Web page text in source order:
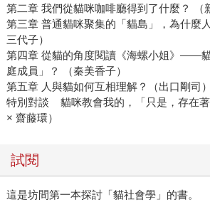
第二章 我們從貓咪咖啡廳得到了什麼？ （
第三章 普通貓咪聚集的「貓島」，為什麼
三代子）
第四章 從貓的角度閱讀《海螺小姐》——
庭成員」？ （秦美香子）
第五章 人與貓如何互相理解？（出口剛司）
特別對談 貓咪教會我的，「只是，存在
× 齋藤環）
試閱
這是坊間第一本探討「貓社會學」的書。